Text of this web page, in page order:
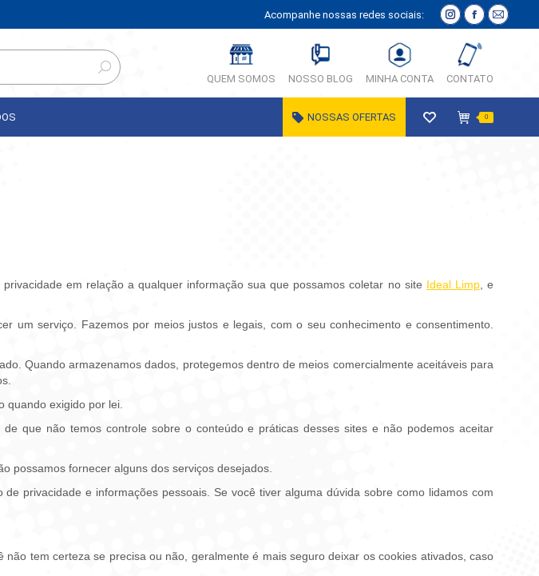
Acompanhe nossas redes sociais:
Instagram
página
abre
em
janela
Facebook
página
em
janela
E-
QUEM SOMOS NOSSO BLOG MINHA CONTA CONTATO
NOSSAS OFERTAS 0
em relação a qualquer informação sua que possamos coletar no site Ideal Limp, e
um serviço. Fazemos por meios justos e legais, com o seu conhecimento e consentimento.
Quando armazenamos dados, protegemos dentro de meios comercialmente aceitáveis ​​para
quando exigido por lei.
que não temos controle sobre o conteúdo e práticas desses sites e não podemos aceitar
possamos fornecer alguns dos serviços desejados.
privacidade e informações pessoais. Se você tiver alguma dúvida sobre como lidamos com
tem certeza se precisa ou não, geralmente é mais seguro deixar os cookies ativados, caso